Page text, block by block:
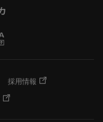
採用情報